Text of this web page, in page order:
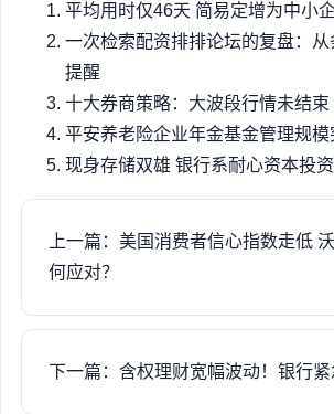
平均用时仅46天 简易定增为中小
一次检索配资排排论坛的复盘：
提醒
十大券商策略：大波段行情未结束
平安养老险企业年金基金管理规
现身存储双雄 银行系耐心资本投
上一篇：美国消费者信心指数走低
何应对？
下一篇：含权理财宽幅波动！银行